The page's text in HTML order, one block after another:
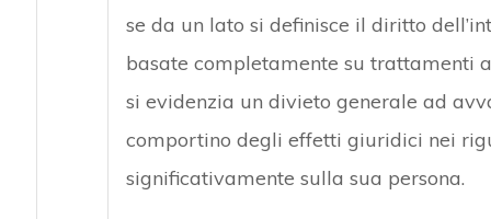
se da un lato si definisce il diritto
basate completamente su trattamenti
si evidenzia un divieto generale ad
comportino degli effetti giuridici nei
significativamente sulla sua persona.